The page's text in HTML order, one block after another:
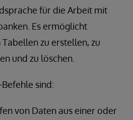
für die Arbeit mit
Es ermöglicht
zu erstellen, zu
und zu löschen.
sind:
von Daten aus einer oder